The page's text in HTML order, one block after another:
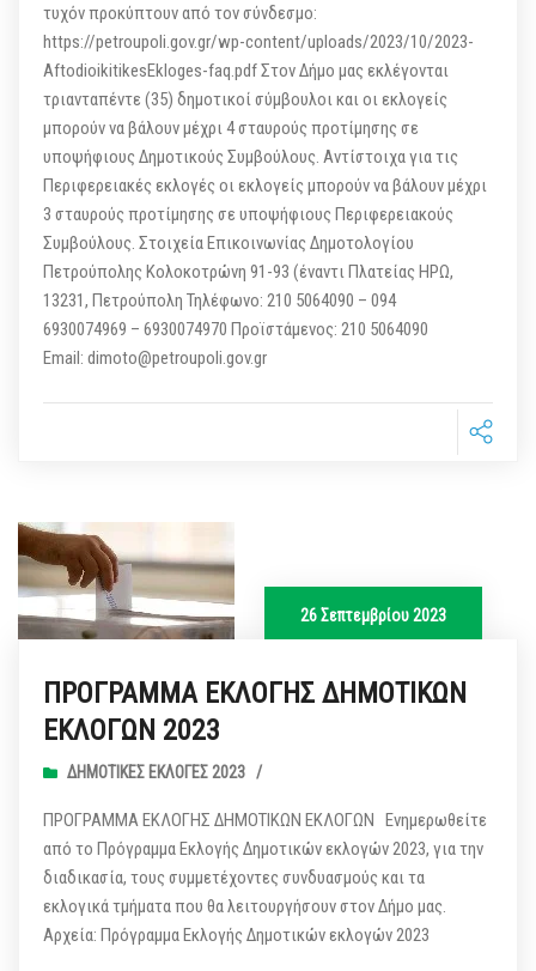
τυχόν προκύπτουν από τον σύνδεσμο:
https://petroupoli.gov.gr/wp-content/uploads/2023/10/2023-
AftodioikitikesEkloges-faq.pdf Στον Δήμο μας εκλέγονται
τριανταπέντε (35) δημοτικοί σύμβουλοι και οι εκλογείς
μπορούν να βάλουν μέχρι 4 σταυρούς προτίμησης σε
υποψήφιους Δημοτικούς Συμβούλους. Αντίστοιχα για τις
Περιφερειακές εκλογές οι εκλογείς μπορούν να βάλουν μέχρι
3 σταυρούς προτίμησης σε υποψήφιους Περιφερειακούς
Συμβούλους. Στοιχεία Επικοινωνίας Δημοτολογίου
Πετρούπολης Κολοκοτρώνη 91-93 (έναντι Πλατείας ΗΡΩ,
13231, Πετρούπολη Τηλέφωνο: 210 5064090 – 094
6930074969 – 6930074970 Προϊστάμενος: 210 5064090
Email: dimoto@petroupoli.gov.gr
26 Σεπτεμβρίου 2023
ΠΡΟΓΡΑΜΜΑ ΕΚΛΟΓΗΣ ΔΗΜΟΤΙΚΩΝ
ΕΚΛΟΓΩΝ 2023
ΔΗΜΟΤΙΚΈΣ ΕΚΛΟΓΈΣ 2023 /
ΠΡΟΓΡΑΜΜΑ ΕΚΛΟΓΗΣ ΔΗΜΟΤΙΚΩΝ ΕΚΛΟΓΩΝ Ενημερωθείτε
από το Πρόγραμμα Εκλογής Δημοτικών εκλογών 2023, για την
διαδικασία, τους συμμετέχοντες συνδυασμούς και τα
εκλογικά τμήματα που θα λειτουργήσουν στον Δήμο μας.
Αρχεία: Πρόγραμμα Εκλογής Δημοτικών εκλογών 2023